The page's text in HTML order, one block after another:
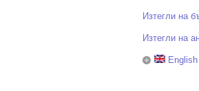
Изтегли на
Изтегли на
English